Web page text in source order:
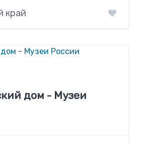
край
дом - Музеи